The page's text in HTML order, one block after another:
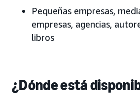
Pequeñas empresas,
empresas, agencias,
libros
¿Dónde está